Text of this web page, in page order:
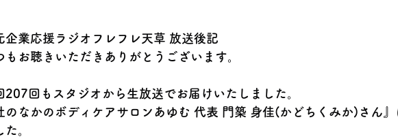
企業応援ラジオフレフレ天草 放送後記
もお聴きいただきありがとうございます。
207回もスタジオから生放送でお届けいたしました。
のなかのボディケアサロンあゆむ 代表 門築 身佳(かどちくみか)さん』
た。